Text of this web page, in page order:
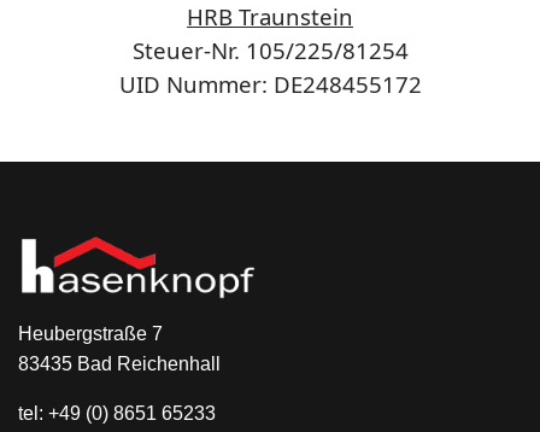
HRB Traunstein
Steuer-Nr. 105/225/81254
UID Nummer: DE248455172
Heubergstraße 7
83435 Bad Reichenhall
tel: +49 (0) 8651 65233